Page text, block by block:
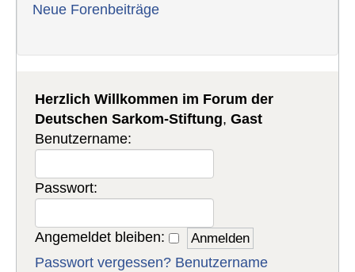
Neue Forenbeiträge
Herzlich Willkommen im Forum der
Deutschen Sarkom-Stiftung,Gast
Benutzername:
Passwort:
Angemeldet bleiben:
Passwort vergessen? Benutzername